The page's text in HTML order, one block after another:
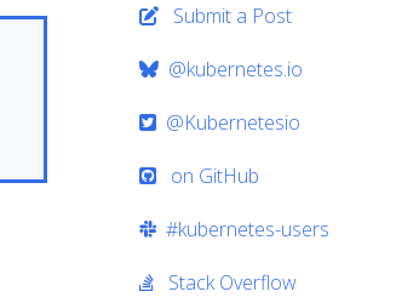
Submit a Post
@kubernetes.io
@Kubernetesio
on GitHub
#kubernetes-users
Stack Overflow